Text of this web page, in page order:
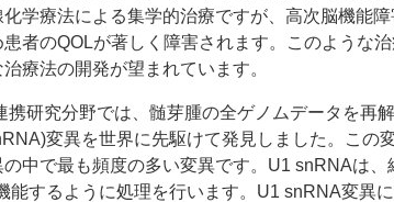
学療法による集学的治療ですが、高次脳機能
者のQOLが著しく障害されます。このような
療法の開発が望まれています。
研究分野では、髄芽腫の全ゲノムデータを再
変異を世界に先駆けて発見しました。この
中で最も頻度の多い変異です。U1 snRNAは、
するように処理を行います。U1 snRNA変異